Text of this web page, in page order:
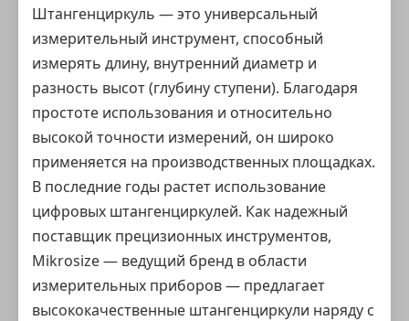
Штангенциркуль — это универсальный
измерительный инструмент, способный
измерять длину, внутренний диаметр и
разность высот (глубину ступени). Благодаря
простоте использования и относительно
высокой точности измерений, он широко
применяется на производственных площадках.
В последние годы растет использование
цифровых штангенциркулей. Как надежный
поставщик прецизионных инструментов,
Mikrosize — ведущий бренд в области
измерительных приборов — предлагает
высококачественные штангенциркули наряду с